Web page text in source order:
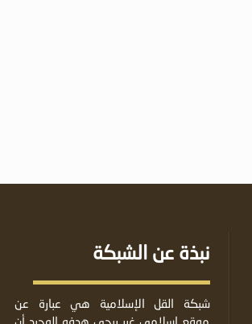
نبذة عن الشبكة
شبكة القل الإسلامية هي عبارة عن
موقع إسلامي غير ربحي هدفه الوحيد أن